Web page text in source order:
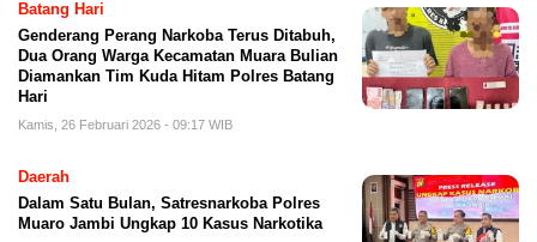
Batang Hari
Genderang Perang Narkoba Terus Ditabuh,
Dua Orang Warga Kecamatan Muara Bulian
Diamankan Tim Kuda Hitam Polres Batang
Hari
Kamis, 26 Februari 2026 - 09:17 WIB
Daerah
Dalam Satu Bulan, Satresnarkoba Polres
Muaro Jambi Ungkap 10 Kasus Narkotika